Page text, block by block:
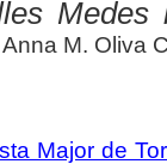
M. Oliva
Major de